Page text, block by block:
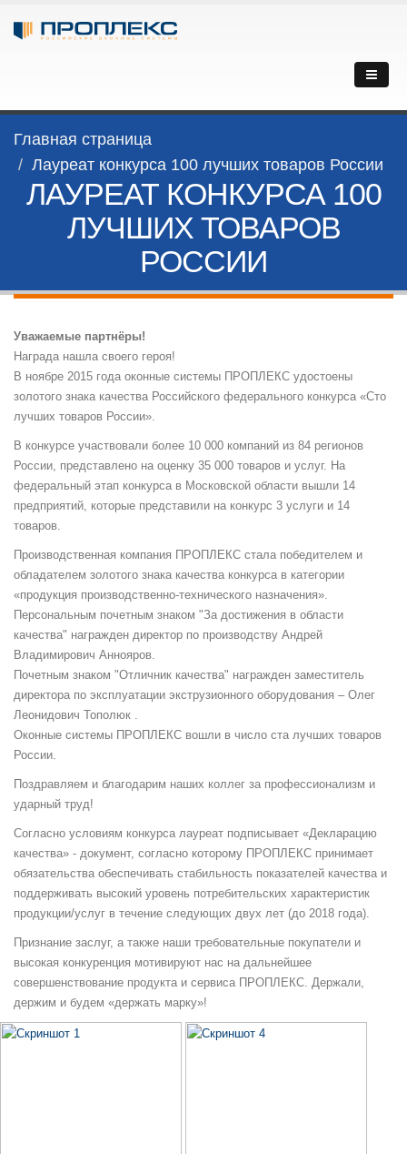
Главная страница
Лауреат конкурса 100 лучших товаров России
ЛАУРЕАТ КОНКУРСА 100
ЛУЧШИХ ТОВАРОВ
РОССИИ
Уважаемые партнёры!
Награда нашла своего героя!
В ноябре 2015 года оконные системы ПРОПЛЕКС удостоены
золотого знака качества Российского федерального конкурса «Сто
лучших товаров России».
В конкурсе участвовали более 10 000 компаний из 84 регионов
России, представлено на оценку 35 000 товаров и услуг. На
федеральный этап конкурса в Московской области вышли 14
предприятий, которые представили на конкурс 3 услуги и 14
товаров.
Производственная компания ПРОПЛЕКС стала победителем и
обладателем золотого знака качества конкурса в категории
«продукция производственно-технического назначения».
Персональным почетным знаком "За достижения в области
качества" награжден директор по производству Андрей
Владимирович Аннояров.
Почетным знаком "Отличник качества" награжден заместитель
директора по эксплуатации экструзионного оборудования – Олег
Леонидович Тополюк .
Оконные системы ПРОПЛЕКС вошли в число ста лучших товаров
России.
Поздравляем и благодарим наших коллег за профессионализм и
ударный труд!
Согласно условиям конкурса лауреат подписывает «Декларацию
качества» - документ, согласно которому ПРОПЛЕКС принимает
обязательства обеспечивать стабильность показателей качества и
поддерживать высокий уровень потребительских характеристик
продукции/услуг в течение следующих двух лет (до 2018 года).
Признание заслуг, а также наши требовательные покупатели и
высокая конкуренция мотивируют нас на дальнейшее
совершенствование продукта и сервиса ПРОПЛЕКС. Держали,
держим и будем «держать марку»!